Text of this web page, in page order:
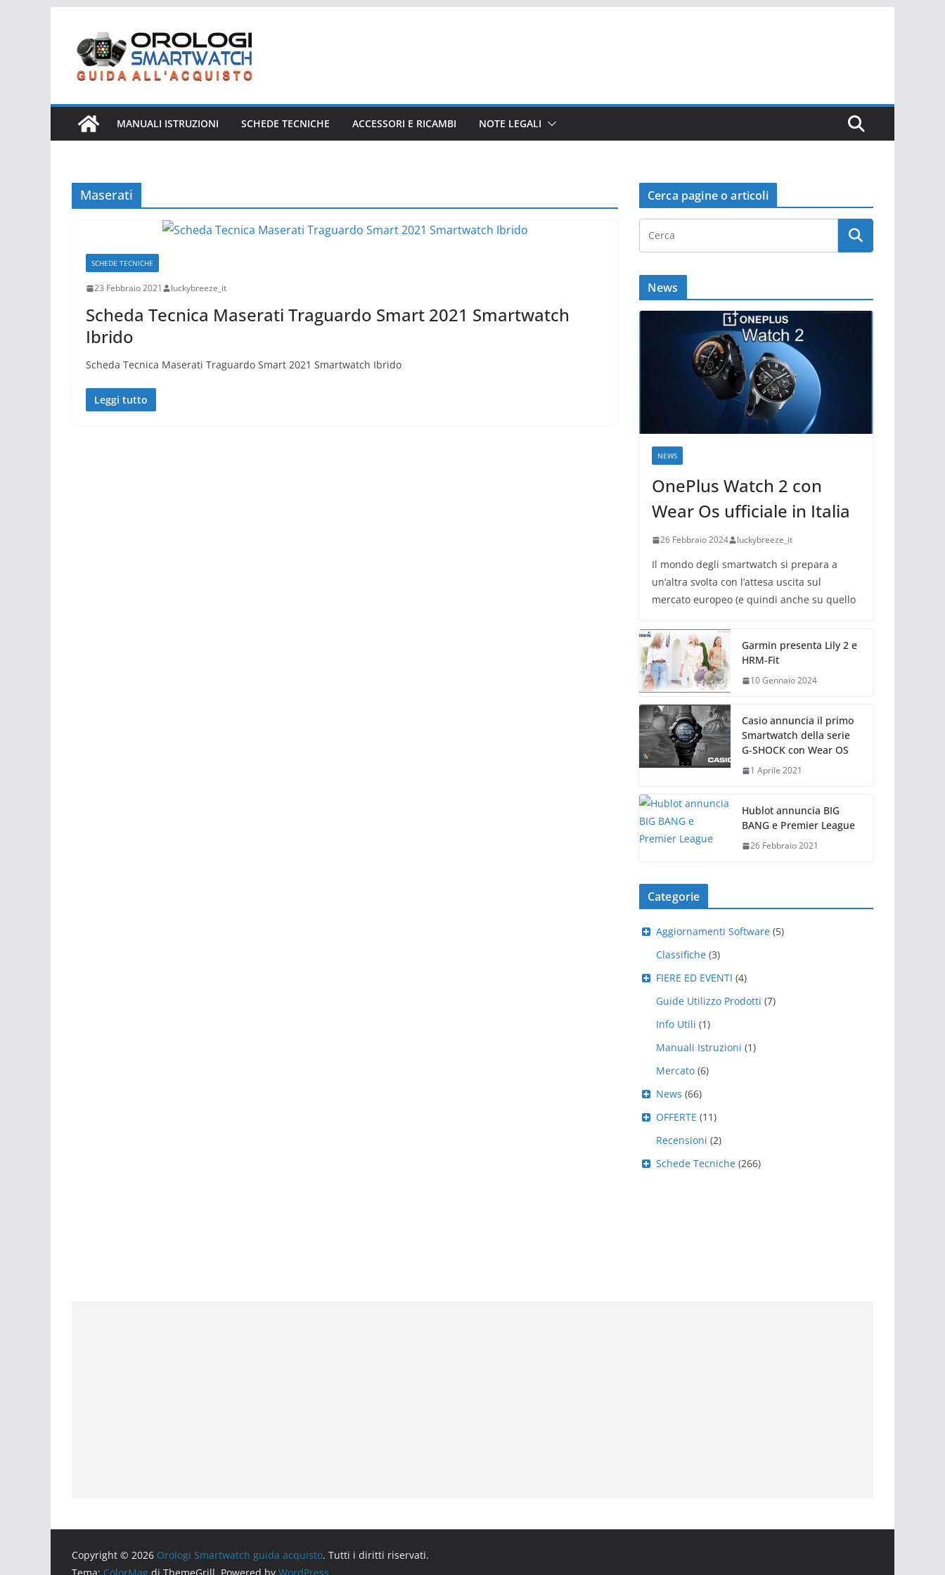
contenuto
MANUALI ISTRUZIONI SCHEDE TECNICHE ACCESSORI E RICAMBI NOTE LEGALI
Maserati
SCHEDE TECNICHE
23 Febbraio 2021 luckybreeze_it
Scheda Tecnica Maserati Traguardo Smart 2021 Smartwatch
Ibrido
Scheda Tecnica Maserati Traguardo Smart 2021 Smartwatch Ibrido
Leggi tutto
Cerca pagine o articoli
News
NEWS
OnePlus Watch 2 con
Wear Os ufficiale in Italia
26 Febbraio 2024 luckybreeze_it
Il mondo degli smartwatch si prepara a
un’altra svolta con l’attesa uscita sul
mercato europeo (e quindi anche su quello
Garmin presenta Lily 2 e
HRM-Fit
10 Gennaio 2024
Casio annuncia il primo
Smartwatch della serie
G-SHOCK con Wear OS
1 Aprile 2021
Hublot annuncia BIG
BANG e Premier League
26 Febbraio 2021
Categorie
Aggiornamenti Software(5)
Classifiche(3)
FIERE ED EVENTI (4)
Guide Utilizzo Prodotti (7)
Info Utili (1)
Manuali Istruzioni (1)
Mercato(6)
News (66)
OFFERTE (11)
Recensioni (2)
Schede Tecniche(266)
Copyright © 2026 Orologi Smartwatch guida acquisto. Tutti i diritti riservati.